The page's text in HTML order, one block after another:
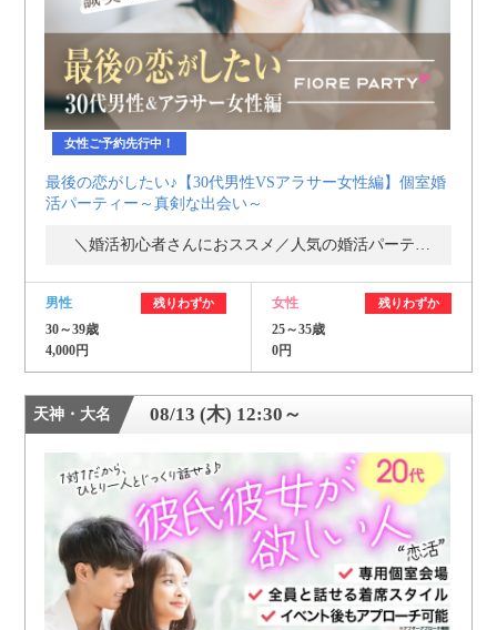
女性ご予約先行中！
最後の恋がしたい♪【30代男性VSアラサー女性編】個室婚
活パーティー～真剣な出会い～
男性 残りわずか
30～39歳
4,000円
女性 残りわずか
25～35歳
0円
天神・大名 08/13 (木) 12:30～